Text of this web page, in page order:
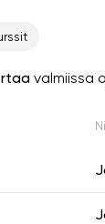
valmiissa